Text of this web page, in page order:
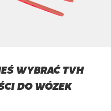
WYBRAĆ TVH
DO WÓZEK